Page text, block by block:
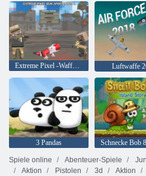
Extreme Pixel -Waffen -Apokalypse 3 Luftwaffe
3 Pandas
Spiele online
Abenteuer-Spiele
Aktion
Pistolen 3d Aktion